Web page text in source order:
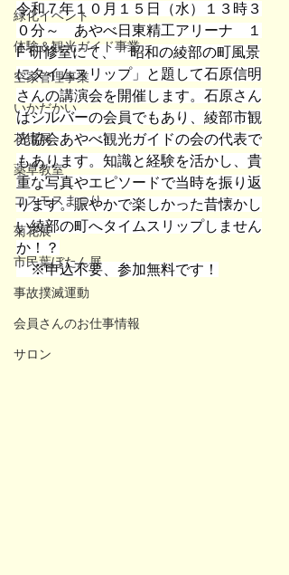
緑化イベント
体験＆観光ガイド事業
空家管理事業
いかだかい
花壇展
薬草教室
コスモスまつり
菊花展
市民葉ぼたん展
事故撲滅運動
会員さんのお仕事情報
サロン
令和７年１０月１５日（水）１３時３
０分～　あやべ日東精工アリーナ　１
F 研修室にて、「昭和の綾部の町風景
にタイムスリップ」と題して石原信明
さんの講演会を開催します。石原さん
はシルバーの会員でもあり、綾部市観
光協会あやべ観光ガイドの会の代表で
もあります。知識と経験を活かし、貴
重な写真やエピソードで当時を振り返
ります。賑やかで楽しかった昔懐かし
い綾部の町へタイムスリップしません
か！？
※申込不要、参加無料です！